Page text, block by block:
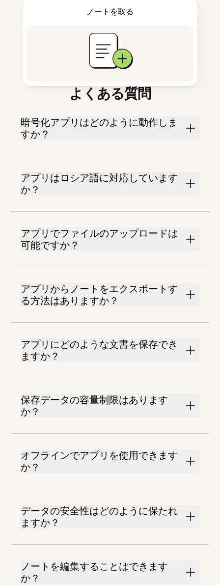
ノートを取る
よくある質問
暗号化アプリはどのように動作しま
すか？
アプリはロシア語に対応しています
か？
アプリでファイルのアップロードは
可能ですか？
アプリからノートをエクスポートす
る方法はありますか？
アプリにどのような文書を保存でき
ますか？
保存データの容量制限はあります
か？
オフラインでアプリを使用できます
か？
データの安全性はどのように保たれ
ますか？
ノートを編集することはできます
か？